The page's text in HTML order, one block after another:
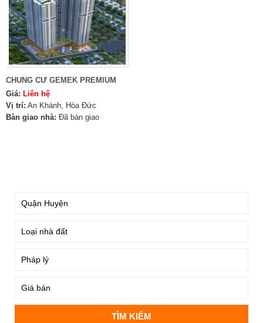
CHUNG CƯ GEMEK PREMIUM
Giá: Liên hệ
Vị trí: An Khánh, Hòa Đức
Bàn giao nhà: Đã bàn giao